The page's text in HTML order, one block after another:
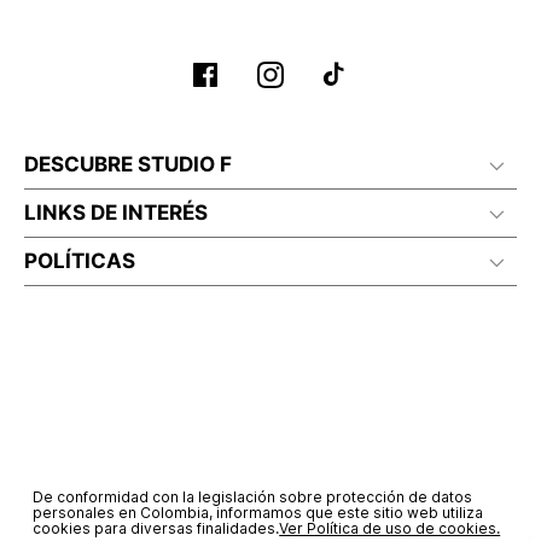
DESCUBRE STUDIO F
LINKS DE INTERÉS
POLÍTICAS
De conformidad con la legislación sobre protección de datos
personales en Colombia, informamos que este sitio web utiliza
cookies para diversas finalidades.Ver Política de uso de cookies.